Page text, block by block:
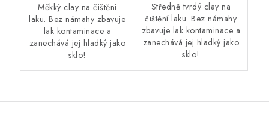
Měkký clay na čištění
laku. Bez námahy zbavuje
lak kontaminace a
zanechává jej hladký jako
sklo!
Středně tvrdý clay na
čištění laku. Bez námahy
zbavuje lak kontaminace a
zanechává jej hladký jako
sklo!